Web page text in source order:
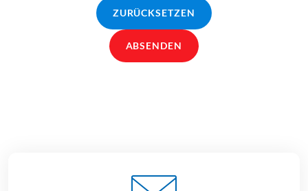
ZURÜCKSETZEN
ABSENDEN